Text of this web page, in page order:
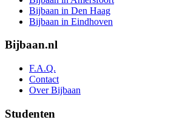
Bijbaan in Den Haag
Bijbaan in Eindhoven
Bijbaan.nl
F.A.Q.
Contact
Over Bijbaan
Studenten